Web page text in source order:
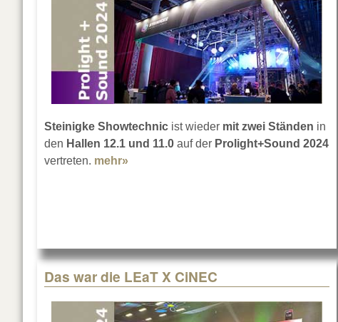
Steinigke Showtechnic ist wieder mit zwei Ständen in
den Hallen 12.1 und 11.0 auf der Prolight+Sound 2024
vertreten. mehr» about 2 x Steinigke auf der
Das war die LEaT X CiNEC